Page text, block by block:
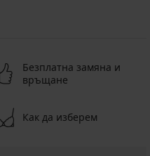
Безплатна замяна и
връщане
Как да изберем